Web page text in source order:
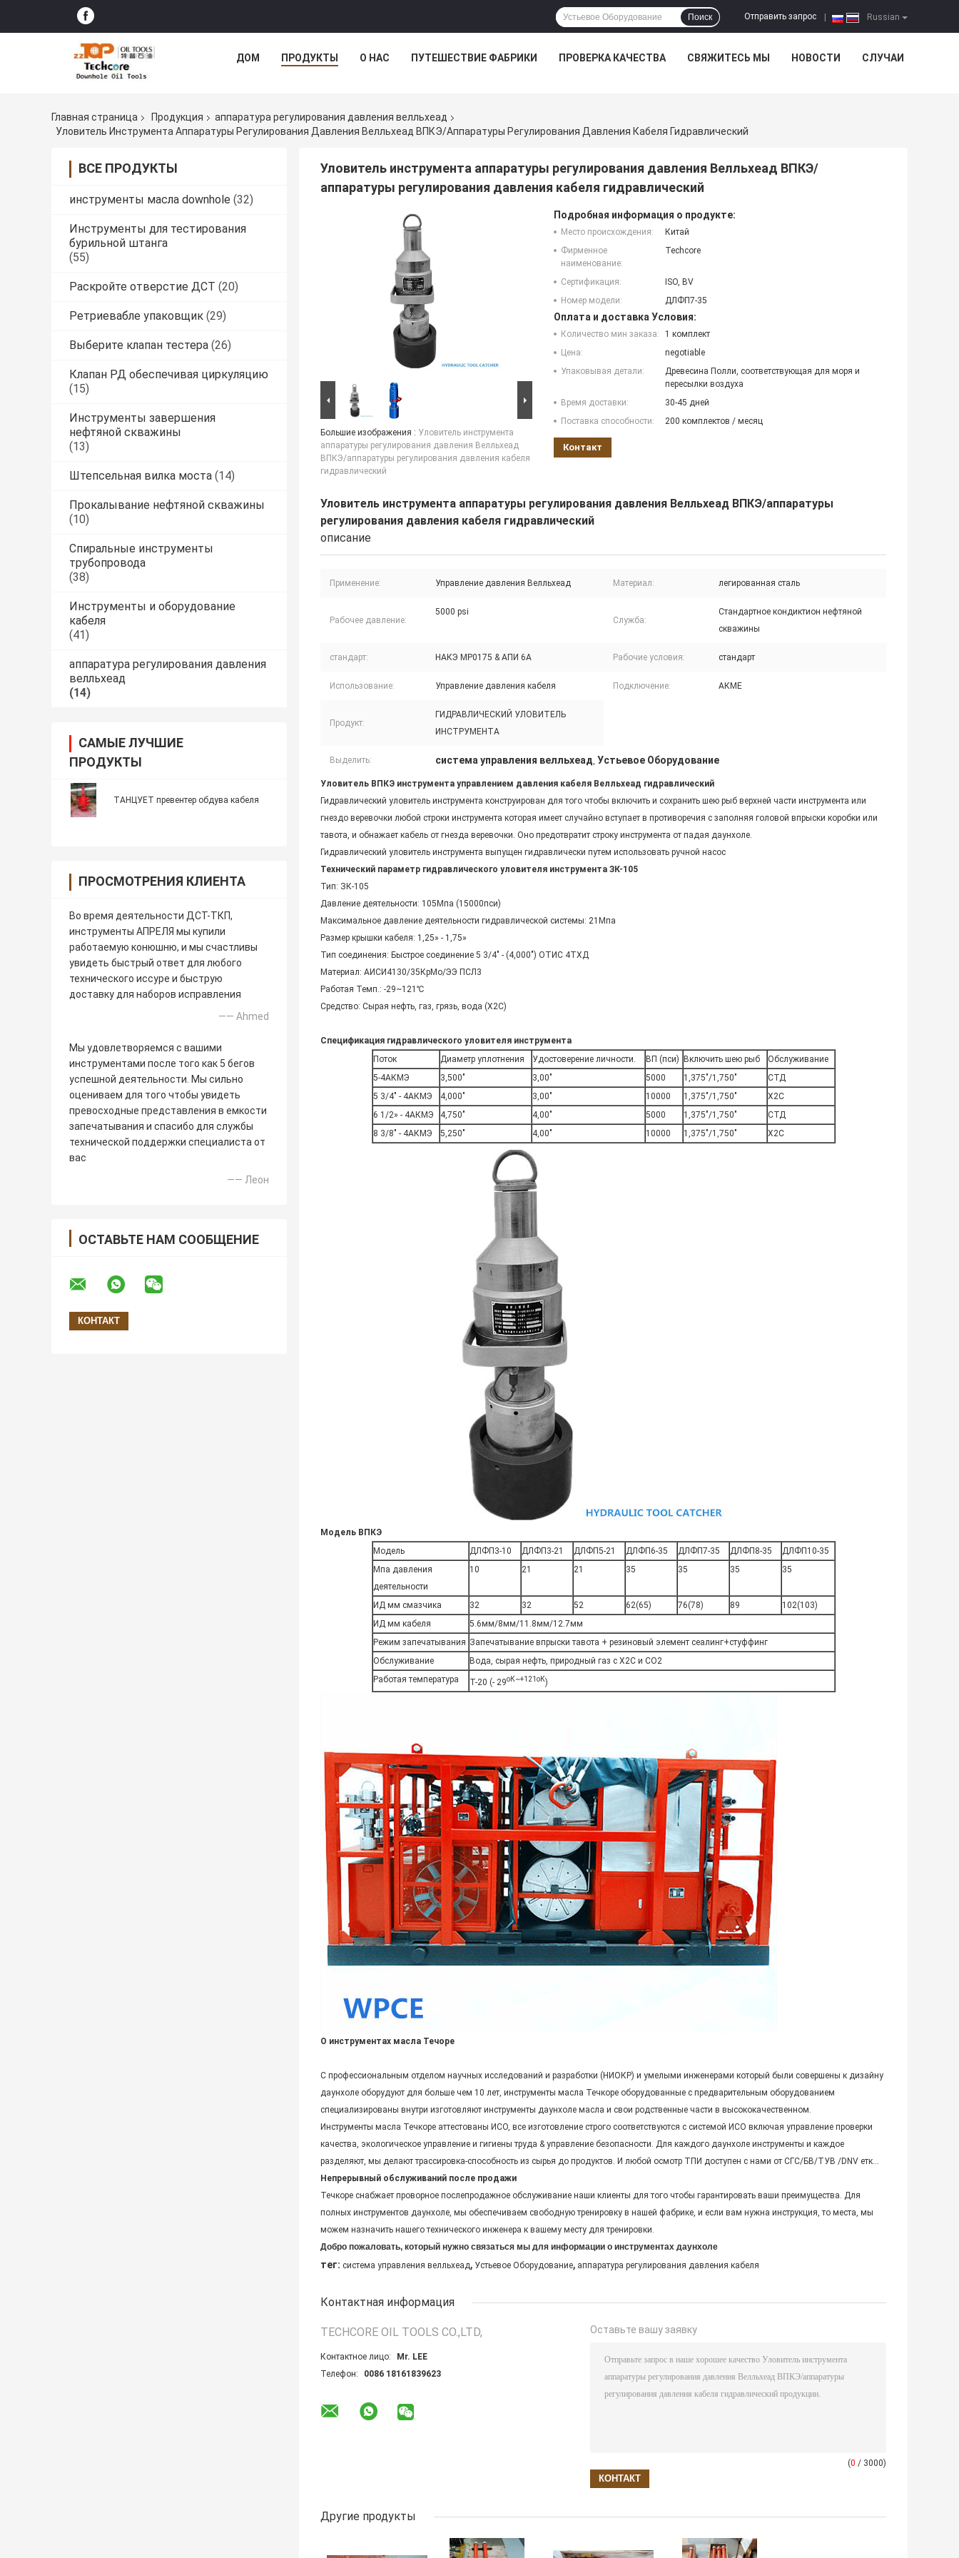
Russian
Отправить запрос
Поиск
ДОМ ПРОДУКТЫ О НАС ПУТЕШЕСТВИЕ ФАБРИКИ ПРОВЕРКА КАЧЕСТВА СВЯЖИТЕСЬ МЫ НОВОСТИ СЛУЧАИ
Главная страница Продукция
аппаратура регулирования давления велльхеад
Уловитель Инструмента Аппаратуры Регулирования Давления Велльхеад ВПКЭ/аппаратуры Регулирования Давления Кабеля Гидравлический
ВСЕ ПРОДУКТЫ
инструменты масла downhole (32)
Инструменты для тестирования
бурильной штанга
(55)
Раскройте отверстие ДСТ (20)
Ретриевабле упаковщик (29)
Выберите клапан тестера (26)
Клапан РД обеспечивая циркуляцию
(15)
Инструменты завершения
нефтяной скважины
(13)
Штепсельная вилка моста (14)
Прокалывание нефтяной скважины
(10)
Спиральные инструменты
трубопровода
(38)
Инструменты и оборудование
кабеля
(41)
аппаратура регулирования давления
велльхеад
(14)
САМЫЕ ЛУЧШИЕ
ПРОДУКТЫ
ТАНЦУЕТ превентер обдува кабеля
ПРОСМОТРЕНИЯ КЛИЕНТА
Во время деятельности ДСТ-ТКП,
инструменты АПРЕЛЯ мы купили
работаемую конюшню, и мы счастливы
увидеть быстрый ответ для любого
технического иссуре и быструю
доставку для наборов исправления
—— Ahmed
Мы удовлетворяемся с вашими
инструментами после того как 5 бегов
успешной деятельности. Мы сильно
оцениваем для того чтобы увидеть
превосходные представления в емкости
запечатывания и спасибо для службы
технической поддержки специалиста от
вас
—— Леон
ОСТАВЬТЕ НАМ СООБЩЕНИЕ
Уловитель инструмента аппаратуры регулирования давления Велльхеад ВПКЭ/
аппаратуры регулирования давления кабеля гидравлический
Большие изображения : Уловитель инструмента
аппаратуры регулирования давления Велльхеад
ВПКЭ/аппаратуры регулирования давления кабеля
гидравлический
Подробная информация о продукте:
Место происхождения:
Китай
Фирменное
наименование:
Techcore
Сертификация:
ISO, BV
Номер модели:
ДЛФП7-35
Оплата и доставка Условия:
Количество мин заказа:
1 комплект
Цена:
negotiable
Упаковывая детали:
Древесина Полли, соответствующая для моря и
пересылки воздуха
Время доставки:
30-45 дней
Поставка способности:
200 комплектов / месяц
Контакт
Уловитель инструмента аппаратуры регулирования давления Велльхеад ВПКЭ/аппаратуры
регулирования давления кабеля гидравлический
описание
Применение: Управление давления Велльхеад Материал: легированная сталь
Рабочее давление:
5000 psi
Служба:
Стандартное кондиктион нефтяной
скважины
стандарт: НАКЭ МР0175 & АПИ 6А Рабочие условия: стандарт
Использование: Управление давления кабеля Подключение: АКМЕ
Продукт:
ГИДРАВЛИЧЕСКИЙ УЛОВИТЕЛЬ
ИНСТРУМЕНТА
Выделить: система управления велльхеад Устьевое Оборудование
Уловитель ВПКЭ инструмента управлением давления кабеля Велльхеад гидравлический
Гидравлический уловитель инструмента конструирован для того чтобы включить и сохранить шею рыб верхней части инструмента или
гнездо веревочки любой строки инструмента которая имеет случайно вступает в противоречия с заполняя головой впрыски коробки или
тавота, и обнажает кабель от гнезда веревочки. Оно предотвратит строку инструмента от падая даунхоле.
Гидравлический уловитель инструмента выпущен гидравлически путем использовать ручной насос
Технический параметр гидравлического уловителя инструмента ЗК-105
Тип: ЗК-105
Давление деятельности: 105Мпа (15000пси)
Максимальное давление деятельности гидравлической системы: 21Мпа
Размер крышки кабеля: 1,25» - 1,75»
Тип соединения: Быстрое соединение 5 3/4" - (4,000") ОТИС 4ТХД
Материал: АИСИ4130/35КрМо/ЭЭ ПСЛ3
Работая Темп.: -29~121℃
Средство: Сырая нефть, газ, грязь, вода (Х2С)
Спецификация гидравлического уловителя инструмента
Поток
Диаметр уплотнения Удостоверение личности. ВП (пси) Включить шею рыб
Обслуживание
5-4АКМЭ
3,500" 3,00" 5000 1,375"/1,750"
СТД
5 3/4" - 4АКМЭ
4,000" 3,00" 10000 1,375"/1,750"
Х2С
6 1/2» - 4АКМЭ
4,750" 4,00" 5000 1,375"/1,750"
СТД
8 3/8" - 4АКМЭ
5,250" 4,00" 10000 1,375"/1,750" Х2С
Модель ВПКЭ
Модель
ДЛФП3-10 ДЛФП3-21 ДЛФП5-21 ДЛФП6-35 ДЛФП7-35 ДЛФП8-35
ДЛФП10-35
Мпа давления
деятельности
10 21 21 35 35 35 35
ИД мм смазчика 32 32 52 62(65) 76(78) 89
102(103)
ИД мм кабеля
5.6мм/8мм/11.8мм/12.7мм
Режим запечатывания Запечатывание впрыски тавота + резиновый элемент сеалинг+стуффинг
Обслуживание
Вода, сырая нефть, природный газ с Х2С и СО2
Работая температура
Т-20 (- 29оК~+121оК)
О инструментах масла Течоре
С профессиональным отделом научных исследований и разработки (НИОКР) и умелыми инженерами который были совершены к дизайну
даунхоле оборудуют для больше чем 10 лет, инструменты масла Течкоре оборудованные с предварительным оборудованием
специализированы внутри изготовляют инструменты даунхоле масла и свои родственные части в высококачественном.
Инструменты масла Течкоре аттестованы ИСО, все изготовление строго соответствуются с системой ИСО включая управление проверки
качества, экологическое управление и гигиены труда & управление безопасности. Для каждого даунхоле инструменты и каждое
разделяют, мы делают трассировка-способность из сырья до продуктов. И любой осмотр ТПИ доступен с нами от СГС/БВ/ТУВ /DNV етк…
Непрерывный обслуживаний после продажи
Течкоре снабжает проворное послепродажное обслуживание наши клиенты для того чтобы гарантировать ваши преимущества. Для
полных инструментов даунхоле, мы обеспечиваем свободную тренировку в нашей фабрике, и если вам нужна инструкция, то места, мы
можем назначить нашего технического инженера к вашему месту для тренировки.
Добро пожаловать, который нужно связаться мы для информации о инструментах даунхоле
тег: система управления велльхеад, Устьевое Оборудование, аппаратура регулирования давления кабеля
Контактная информация
TECHCORE OIL TOOLS CO.,LTD,
Контактное лицо:
Mr. LEE
Телефон:
0086 18161839623
Оставьте вашу заявку
(0 / 3000)
Другие продукты